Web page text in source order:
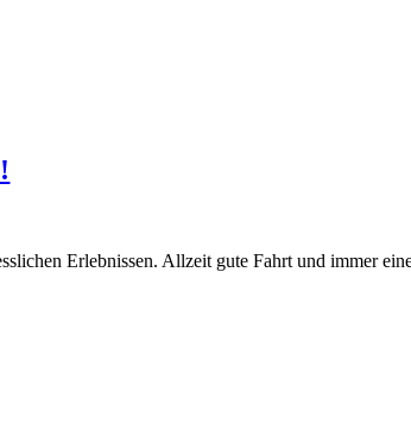
Erlebnissen. Allzeit gute Fahrt und immer